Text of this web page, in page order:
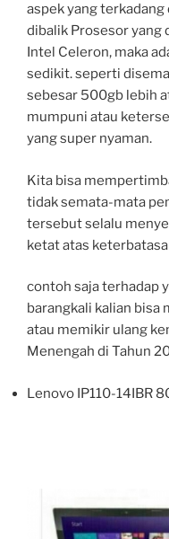
aspek yang
dibalik Prosesor yang
Intel Celeron, maka
sedikit. seperti
sebesar 500gb lebih
mumpuni atau
yang super nyaman.
Kita bisa
tidak semata-mata
tersebut selalu
ketat atas
contoh saja terhadap
barangkali kalian bisa
atau memikir ulang
Menengah di Tahun
Lenovo IP110-14IBR